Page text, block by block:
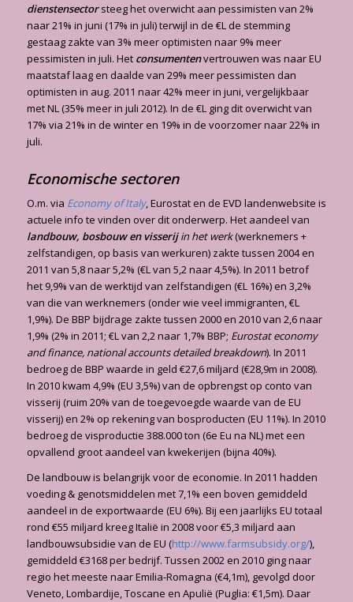
dienstensectorsteeg het overwicht aan pessimisten van 2%
naar 21% in juni (17% in juli) terwijl in de €L de stemming
gestaag zakte van 3% meer optimisten naar 9% meer
pessimisten in juli. Het consumentenvertrouwen was naar EU
maatstaf laag en daalde van 29% meer pessimisten dan
optimisten in aug. 2011 naar 42% meer in juni, vergelijkbaar
met NL (35% meer in juli 2012). In de €L ging dit overwicht van
17% via 21% in de winter en 19% in de voorzomer naar 22% in
juli.
Economische sectoren
O.m. via Economy of Italy, Eurostat en de EVD landenwebsite is
actuele info te vinden over dit onderwerp. Het aandeel van
landbouw, bosbouw en visserijin het werk(werknemers +
zelfstandigen, op basis van werkuren) zakte tussen 2004 en
2011 van 5,8 naar 5,2% (€L van 5,2 naar 4,5%). In 2011 betrof
het 9,9% van de werktijd van zelfstandigen (€L 16%) en 3,2%
van die van werknemers (onder wie veel immigranten, €L
1,9%). De BBP bijdrage zakte tussen 2000 en 2010 van 2,6 naar
1,9% (2% in 2011; €L van 2,2 naar 1,7% BBP; Eurostat economy
and finance, national accounts detailed breakdown). In 2011
bedroeg de BBP waarde in geld €27,6 miljard (€28,9m in 2008).
In 2010 kwam 4,9% (EU 3,5%) van de opbrengst op conto van
visserij (ruim 20% van de toegevoegde waarde van de EU
visserij) en 2% op rekening van bosproducten (EU 11%). In 2010
bedroeg de visproductie 388.000 ton (6e Eu na NL) met een
opvallend groot aandeel van kwekerijen (bijna 40%).
De landbouw is belangrijk voor de economie. In 2011 hadden
voeding & genotsmiddelen met 7,1% een boven gemiddeld
aandeel in de exportwaarde (EU 6%). Bij een jaarlijks EU totaal
rond €55 miljard kreeg Italië in 2008 voor €5,3 miljard aan
landbouwsubsidie van de EU (http://www.farmsubsidy.org/),
gemiddeld €3168 per bedrijf. Tussen 2002 en 2010 ging naar
regio het meeste naar Emilia-Romagna (€4,1m), gevolgd door
Veneto, Lombardije, Toscane en Apulië (Puglia: €1,5m). Daar